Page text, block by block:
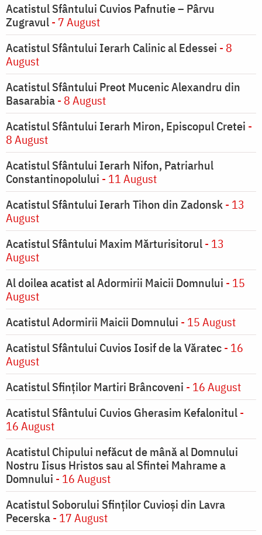
Acatistul Sfântului Cuvios Pafnutie – Pârvu
Zugravul- 7 August
Acatistul Sfântului Ierarh Calinic al Edessei - 8
August
Acatistul Sfântului Preot Mucenic Alexandru din
Basarabia- 8 August
Acatistul Sfântului Ierarh Miron, Episcopul Cretei -
8 August
Acatistul Sfântului Ierarh Nifon, Patriarhul
Constantinopolului - 11 August
Acatistul Sfântului Ierarh Tihon din Zadonsk- 13
August
Acatistul Sfântului Maxim Mărturisitorul- 13
August
Al doilea acatist al Adormirii Maicii Domnului - 15
August
Acatistul Adormirii Maicii Domnului - 15 August
Acatistul Sfântului Cuvios Iosif de la Văratec- 16
August
Acatistul Sfinților Martiri Brâncoveni - 16 August
Acatistul Sfântului Cuvios Gherasim Kefalonitul-
16 August
Acatistul Chipului nefăcut de mână al Domnului
Nostru Iisus Hristos sau al Sfintei Mahrame a
Domnului - 16 August
Acatistul Soborului Sfinților Cuvioși din Lavra
Pecerska- 17 August